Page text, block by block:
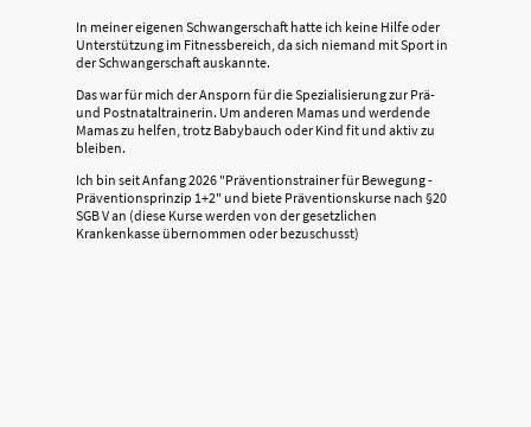
In meiner eigenen Schwangerschaft hatte ich keine Hilfe oder
Unterstützung im Fitnessbereich, da sich niemand mit Sport in
der Schwangerschaft auskannte.
Das war für mich der Ansporn für die Spezialisierung zur Prä-
und Postnataltrainerin. Um anderen Mamas und werdende
Mamas zu helfen, trotz Babybauch oder Kind fit und aktiv zu
bleiben.
Ich bin seit Anfang 2026 "Präventionstrainer für Bewegung -
Präventionsprinzip 1+2" und biete Präventionskurse nach §20
SGB V an (diese Kurse werden von der gesetzlichen
Krankenkasse übernommen oder bezuschusst)